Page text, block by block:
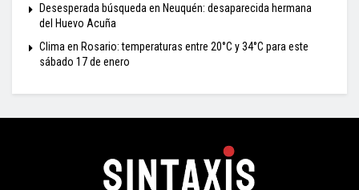
Desesperada búsqueda en Neuquén: desaparecida hermana
del Huevo Acuña
Clima en Rosario: temperaturas entre 20°C y 34°C para este
sábado 17 de enero